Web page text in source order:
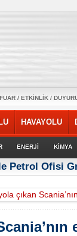
FUAR / ETKİNLİK /
HAVAYOLU
ENERJİ KİMYA
Petrol Ofisi
çıkan